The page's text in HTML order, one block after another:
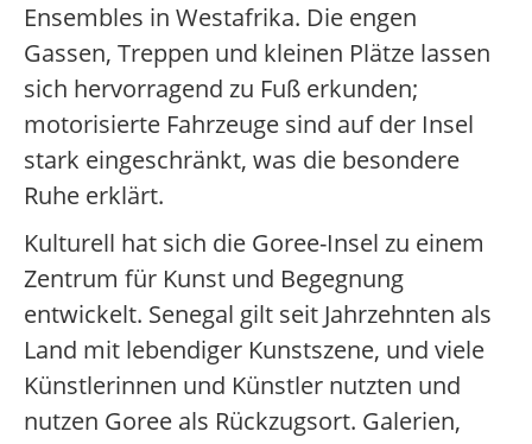
Ensembles in Westafrika. Die engen
Gassen, Treppen und kleinen Plätze lassen
sich hervorragend zu Fuß erkunden;
motorisierte Fahrzeuge sind auf der Insel
stark eingeschränkt, was die besondere
Ruhe erklärt.
Kulturell hat sich die Goree-Insel zu einem
Zentrum für Kunst und Begegnung
entwickelt. Senegal gilt seit Jahrzehnten als
Land mit lebendiger Kunstszene, und viele
Künstlerinnen und Künstler nutzten und
nutzen Goree als Rückzugsort. Galerien,